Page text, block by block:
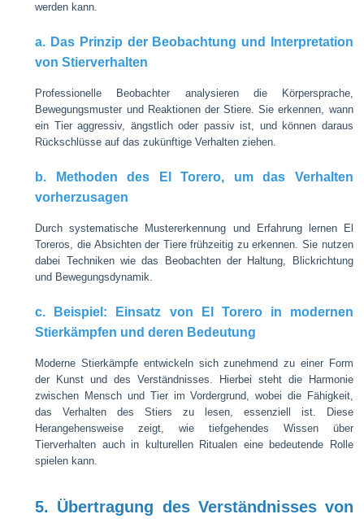
werden kann.
a. Das Prinzip der Beobachtung und Interpretation
von Stierverhalten
Professionelle Beobachter analysieren die Körpersprache,
Bewegungsmuster und Reaktionen der Stiere. Sie erkennen, wann
ein Tier aggressiv, ängstlich oder passiv ist, und können daraus
Rückschlüsse auf das zukünftige Verhalten ziehen.
b. Methoden des El Torero, um das Verhalten
vorherzusagen
Durch systematische Mustererkennung und Erfahrung lernen El
Toreros, die Absichten der Tiere frühzeitig zu erkennen. Sie nutzen
dabei Techniken wie das Beobachten der Haltung, Blickrichtung
und Bewegungsdynamik.
c. Beispiel: Einsatz von El Torero in modernen
Stierkämpfen und deren Bedeutung
Moderne Stierkämpfe entwickeln sich zunehmend zu einer Form
der Kunst und des Verständnisses. Hierbei steht die Harmonie
zwischen Mensch und Tier im Vordergrund, wobei die Fähigkeit,
das Verhalten des Stiers zu lesen, essenziell ist. Diese
Herangehensweise zeigt, wie tiefgehendes Wissen über
Tierverhalten auch in kulturellen Ritualen eine bedeutende Rolle
spielen kann.
5. Übertragung des Verständnisses von